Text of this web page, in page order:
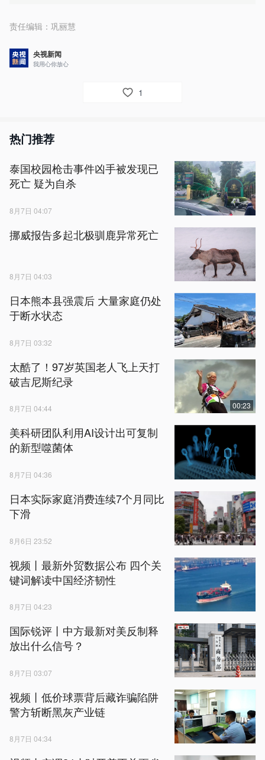
责任编辑： 巩丽慧
央视新闻
我用心你放心
1
热门推荐
泰国校园枪击事件凶手被发现已
死亡 疑为自杀
8月7日 04:07
挪威报告多起北极驯鹿异常死亡
8月7日 04:03
日本熊本县强震后 大量家庭仍处
于断水状态
8月7日 03:32
太酷了！97岁英国老人飞上天打
破吉尼斯纪录
8月7日 04:44 00:23
美科研团队利用AI设计出可复制
的新型噬菌体
8月7日 04:36
日本实际家庭消费连续7个月同比
下滑
8月6日 23:52
视频丨最新外贸数据公布 四个关
键词解读中国经济韧性
8月7日 04:23
国际锐评丨中方最新对美反制释
放出什么信号？
8月7日 03:07
视频丨低价球票背后藏诈骗陷阱
警方斩断黑灰产业链
8月7日 04:34